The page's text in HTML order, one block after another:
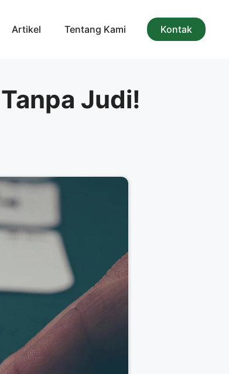
Artikel Tentang Kami Kontak
Judi!